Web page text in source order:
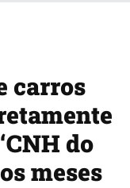
carros
do
meses